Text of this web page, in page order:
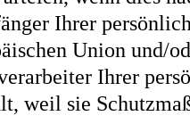
Ihrer
Union und/
Ihrer
weil sie